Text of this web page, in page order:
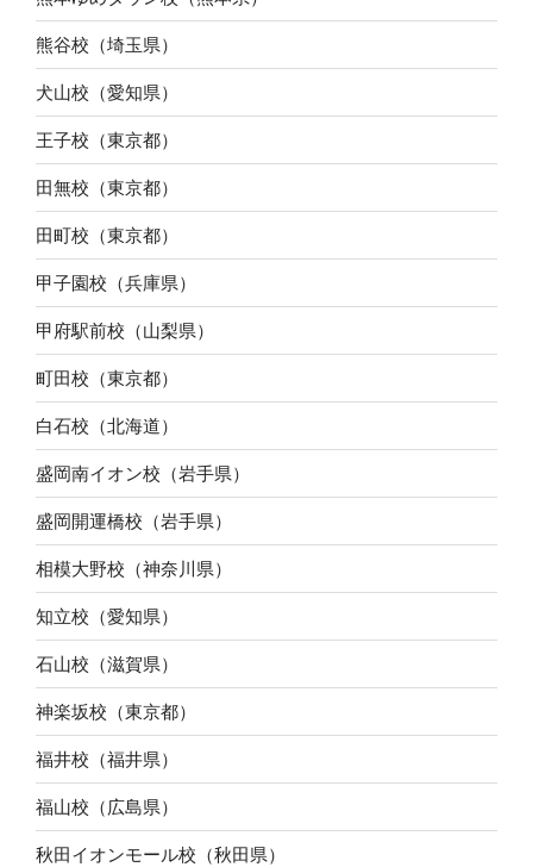
熊谷校（埼玉県）
犬山校（愛知県）
王子校（東京都）
田無校（東京都）
田町校（東京都）
甲子園校（兵庫県）
甲府駅前校（山梨県）
町田校（東京都）
白石校（北海道）
盛岡南イオン校（岩手県）
盛岡開運橋校（岩手県）
相模大野校（神奈川県）
知立校（愛知県）
石山校（滋賀県）
神楽坂校（東京都）
福井校（福井県）
福山校（広島県）
秋田イオンモール校（秋田県）